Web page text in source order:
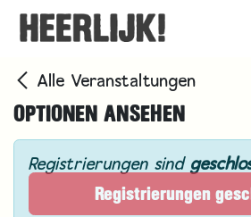
Zum Inhalt springen
Alle Veranstaltungen
OPTIONEN ANSEHEN
Registrierungen sind
Registrierungen